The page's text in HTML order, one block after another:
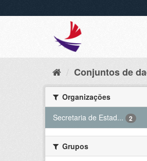
Conjuntos de
Organizações
Secretaria de Estad...
2
Grupos